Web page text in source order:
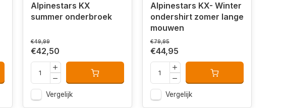
Alpinestars KX
summer onderbroek
€49,99
€42,50
Vergelijk
Alpinestars KX- Winter
ondershirt zomer lange
mouwen
€79,95
€44,95
Vergelijk